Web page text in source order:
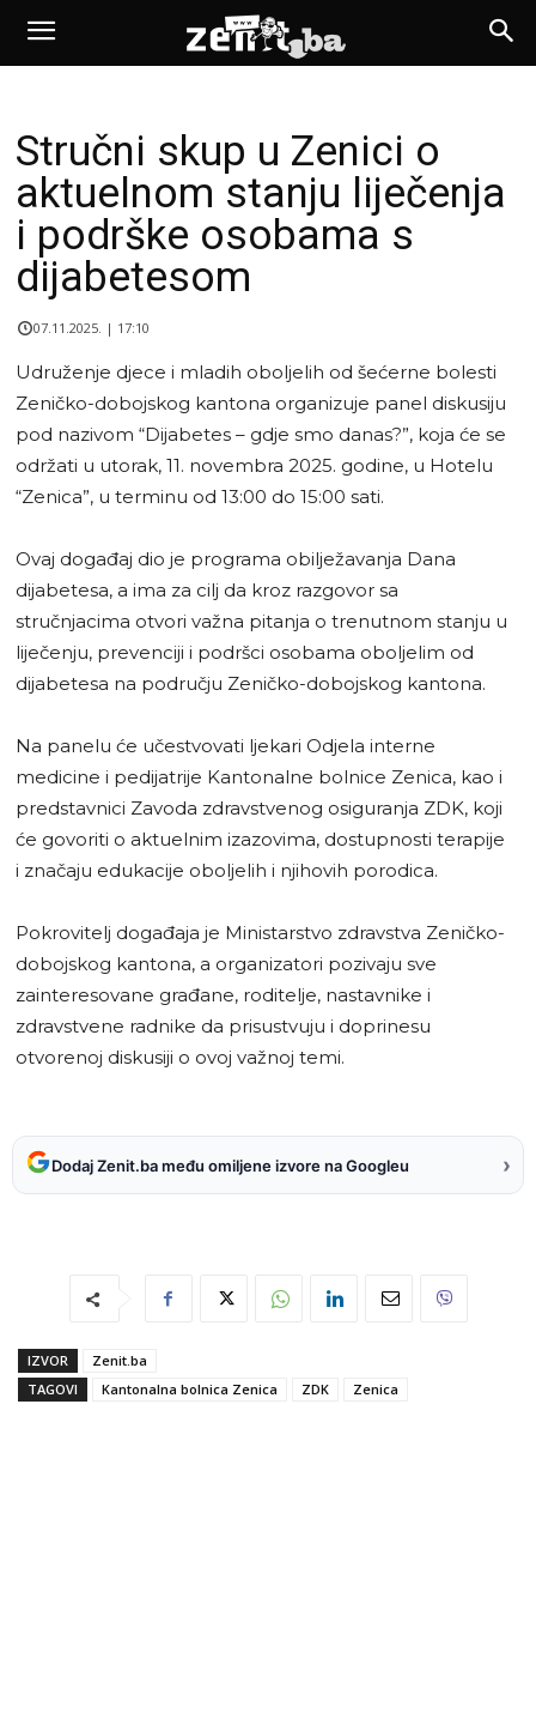
Stručni skup u Zenici o
aktuelnom stanju liječenja
i podrške osobama s
dijabetesom
07.11.2025. | 17:10
Udruženje djece i mladih oboljelih od šećerne bolesti
Zeničko-dobojskog kantona organizuje panel diskusiju
pod nazivom “Dijabetes – gdje smo danas?”, koja će se
održati u utorak, 11. novembra 2025. godine, u Hotelu
“Zenica”, u terminu od 13:00 do 15:00 sati.
Ovaj događaj dio je programa obilježavanja Dana
dijabetesa, a ima za cilj da kroz razgovor sa
stručnjacima otvori važna pitanja o trenutnom stanju u
liječenju, prevenciji i podršci osobama oboljelim od
dijabetesa na području Zeničko-dobojskog kantona.
Na panelu će učestvovati ljekari Odjela interne
medicine i pedijatrije Kantonalne bolnice Zenica, kao i
predstavnici Zavoda zdravstvenog osiguranja ZDK, koji
će govoriti o aktuelnim izazovima, dostupnosti terapije
i značaju edukacije oboljelih i njihovih porodica.
Pokrovitelj događaja je Ministarstvo zdravstva Zeničko-
dobojskog kantona, a organizatori pozivaju sve
zainteresovane građane, roditelje, nastavnike i
zdravstvene radnike da prisustvuju i doprinesu
otvorenoj diskusiji o ovoj važnoj temi.
Dodaj Zenit.ba među omiljene izvore na Googleu ›
IZVOR
Zenit.ba
TAGOVI
Kantonalna bolnica Zenica ZDK Zenica